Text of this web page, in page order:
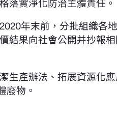
落實淨化防治主體責任。
年末前，分批組織各
結果向社會公開并抄報
生產辦法、拓展資源化
廢物。